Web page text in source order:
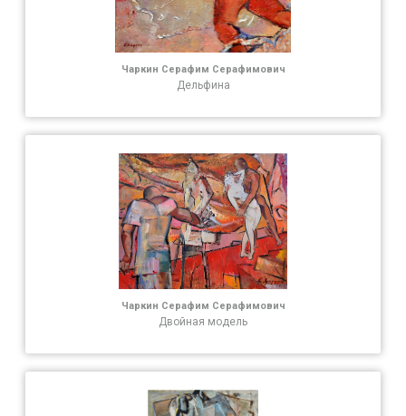
Чаркин Серафим Серафимович
Дельфина
Чаркин Серафим Серафимович
Двойная модель